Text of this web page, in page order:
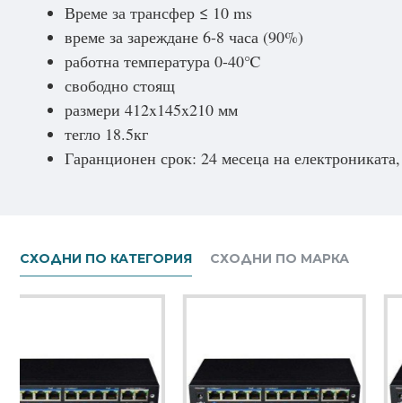
Време за трансфер ≤ 10 ms
време за зареждане 6-8 часа (90%)
работна температура 0-40℃
свободно стоящ
размери 412x145x210 мм
тегло 18.5кг
Гаранционен срок: 24 месеца на
СХОДНИ ПО КАТЕГОРИЯ СХОДНИ ПО МАРКА